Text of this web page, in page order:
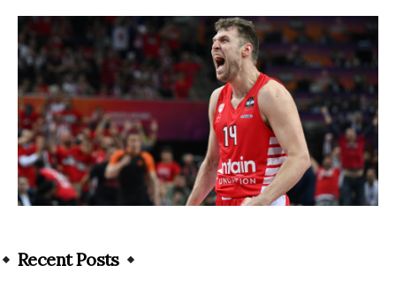
Recent Posts